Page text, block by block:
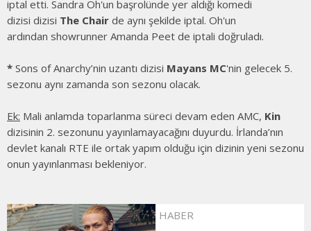
iptal etti. Sandra Oh'un başrolünde yer aldığı komedi
dizisi dizisi The Chair de aynı şekilde iptal. Oh'un
ardından showrunner Amanda Peet de iptali doğruladı.
* Sons of Anarchy’nin uzantı dizisi Mayans MC'nin gelecek 5.
sezonu aynı zamanda son sezonu olacak.
Ek: Mali anlamda toparlanma süreci devam eden AMC, Kin
dizisinin 2. sezonunu yayınlamayacağını duyurdu. İrlanda’nın
devlet kanalı RTE ile ortak yapım olduğu için dizinin yeni sezonu
onun yayınlanması bekleniyor.
HABER